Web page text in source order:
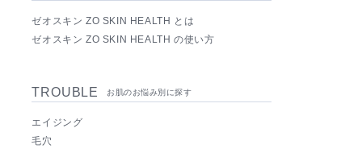
ゼオスキン ZO SKIN HEALTH とは
ゼオスキン ZO SKIN HEALTH の使い方
TROUBLE お肌のお悩み別に探す
エイジング
毛穴